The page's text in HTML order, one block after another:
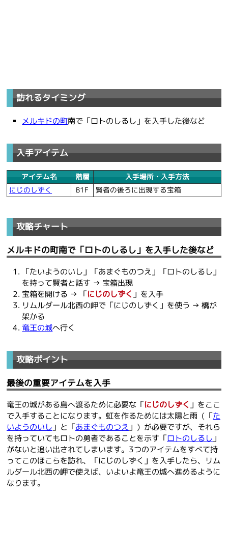
訪れるタイミング
メルキドの町南で「ロトのしるし」を入手した後など
入手アイテム
アイテム名 階層
入手場所・入手方法
にじのしずく
B1F 賢者の後ろに出現する宝箱
攻略チャート
メルキドの町南で「ロトのしるし」を入手した後など
「たいようのいし」「あまぐものつえ」「ロトのしるし」
を持って賢者と話す → 宝箱出現
宝箱を開ける → 「にじのしずく 」を入手
リムルダール北西の岬で「にじのしずく」を使う → 橋が
架かる
竜王の城へ行く
攻略ポイント
最後の重要アイテムを入手
竜王の城がある島へ渡るために必要な「にじのしずく 」をここ
で入手することになります。虹を作るためには太陽と雨（「た
いようのいし 」と「あまぐものつえ 」）が必要ですが、それら
を持っていてもロトの勇者であることを示す「ロトのしるし 」
がないと追い出されてしまいます。3つのアイテムをすべて持
ってこのほこらを訪れ、「にじのしずく」を入手したら、リム
ルダール北西の岬で使えば、いよいよ竜王の城へ進めるように
なります。